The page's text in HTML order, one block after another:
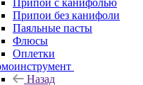
Припои с канифолью
Припои без канифоли
Паяльные пасты
Флюсы
Оплетки
Назад